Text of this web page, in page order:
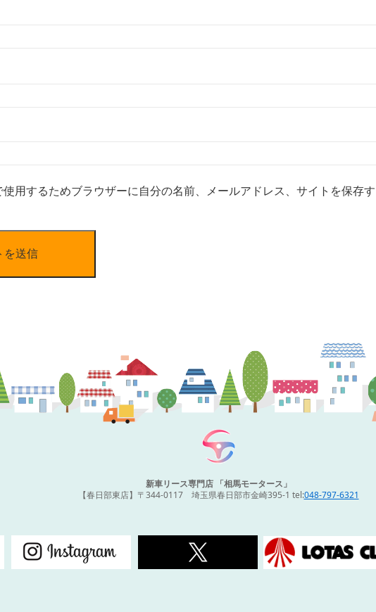
用するためブラウザーに自分の名前、メールアドレス、サイトを保存
新車リース専門店 「相馬モータース」
【春日部東店】〒344-0117 埼玉県春日部市金崎395-1 tel:048-797-6321